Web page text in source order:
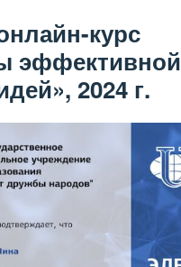
курс
эффективной
2024 г.